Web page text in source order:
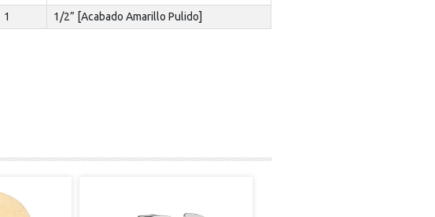
1 1/2” [Acabado Amarillo Pulido]